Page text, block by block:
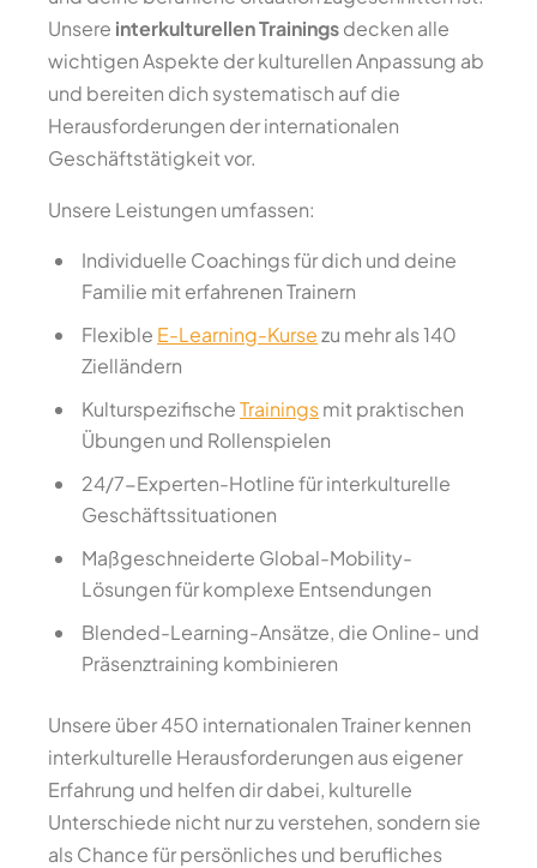
Unsere interkulturellen Trainingsdecken alle
wichtigen Aspekte der kulturellen Anpassung ab
und bereiten dich systematisch auf die
Herausforderungen der internationalen
Geschäftstätigkeit vor.
Unsere Leistungen umfassen:
Individuelle Coachings für dich und deine
Familie mit erfahrenen Trainern
Flexible E-Learning-Kursezu mehr als 140
Zielländern
KulturspezifischeTrainingsmit praktischen
Übungen und Rollenspielen
24/7-Experten-Hotline für interkulturelle
Geschäftssituationen
Maßgeschneiderte Global-Mobility-
Lösungen für komplexe Entsendungen
Blended-Learning-Ansätze, die Online- und
Präsenztraining kombinieren
Unsere über 450 internationalen Trainer kennen
interkulturelle Herausforderungen aus eigener
Erfahrung und helfen dir dabei, kulturelle
Unterschiede nicht nur zu verstehen, sondern sie
als Chance für persönliches und berufliches